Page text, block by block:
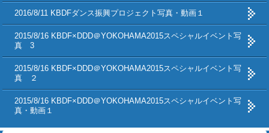
2016/8/11 KBDFダンス振興プロジェクト写真・動画１
2015/8/16 KBDF×DDD＠YOKOHAMA2015スペシャルイベント写
真 3
2015/8/16 KBDF×DDD＠YOKOHAMA2015スペシャルイベント写
真 ２
2015/8/16 KBDF×DDD＠YOKOHAMA2015スペシャルイベント写
真・動画１